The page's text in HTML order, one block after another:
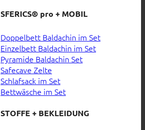
SFERICS® pro + MOBIL
Doppelbett Baldachin im Set
Einzelbett Baldachin im Set
Pyramide Baldachin Set
Safecave Zelte
Schlafsack im Set
Bettwäsche im Set
STOFFE + BEKLEIDUNG